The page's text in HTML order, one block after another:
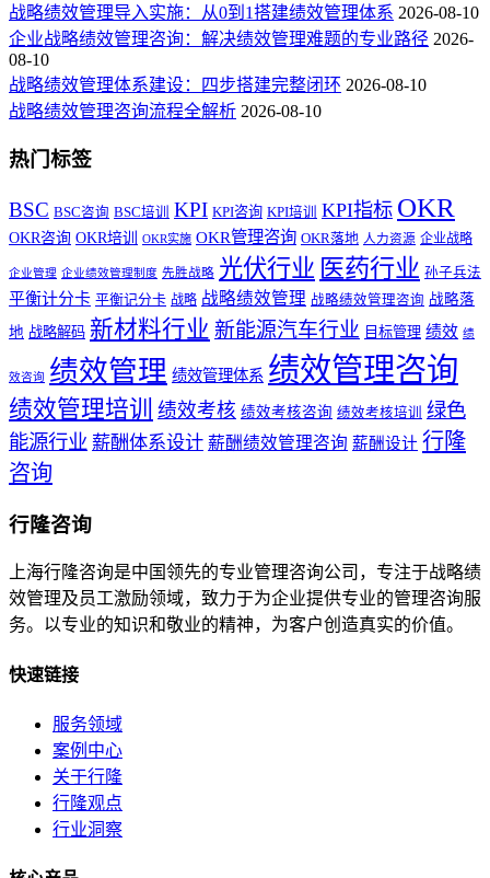
战略绩效管理导入实施：从0到1搭建绩效管理体系 2026-08-10
企业战略绩效管理咨询：解决绩效管理难题的专业路径 2026-
08-10
战略绩效管理体系建设：四步搭建完整闭环 2026-08-10
战略绩效管理咨询流程全解析 2026-08-10
热门标签
BSC BSC咨询 BSC培训 KPI KPI咨询 KPI培训 KPI指标 OKR
OKR咨询 OKR培训 OKR实施 OKR管理咨询 OKR落地 人力资源 企业战略
企业管理 企业绩效管理制度 先胜战略 光伏行业 医药行业 孙子兵法
平衡计分卡 平衡记分卡 战略 战略绩效管理 战略绩效管理咨询 战略落
地 战略解码 新材料行业 新能源汽车行业 目标管理 绩效 绩
效咨询 绩效管理 绩效管理体系 绩效管理咨询
绩效管理培训 绩效考核 绩效考核咨询 绩效考核培训
绿色
能源行业 薪酬体系设计 薪酬绩效管理咨询 薪酬设计 行隆
咨询
行隆咨询
上海行隆咨询是中国领先的专业管理咨询公司，专注于战略绩
效管理及员工激励领域，致力于为企业提供专业的管理咨询服
务。以专业的知识和敬业的精神，为客户创造真实的价值。
快速链接
服务领域
案例中心
关于行隆
行隆观点
行业洞察